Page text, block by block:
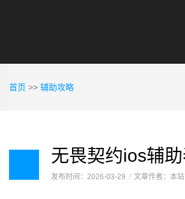
首页 >> 辅助攻略
发布时间：2026-03-29 文章作者：本站